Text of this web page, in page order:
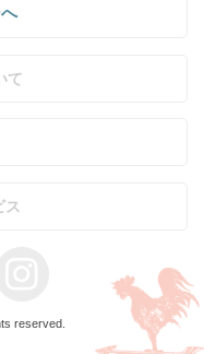
て
ス
reserved.